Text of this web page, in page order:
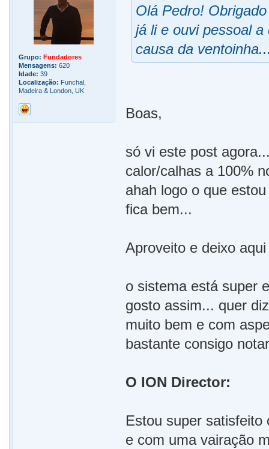
Grupo: Fundadores
Mensagens: 620
Idade: 39
Localização: Funchal,
Madeira & London, UK
Olá Pedro!
já li e ouvi pessoal
causa da
Boas,
só vi este post
calor/calhas a 100%
ahah logo o que
fica bem...
Aproveito e deixo
o sistema está super
gosto assim... quer
muito bem e com
bastante consigo
O ION Director:
Estou super
e com uma vairação